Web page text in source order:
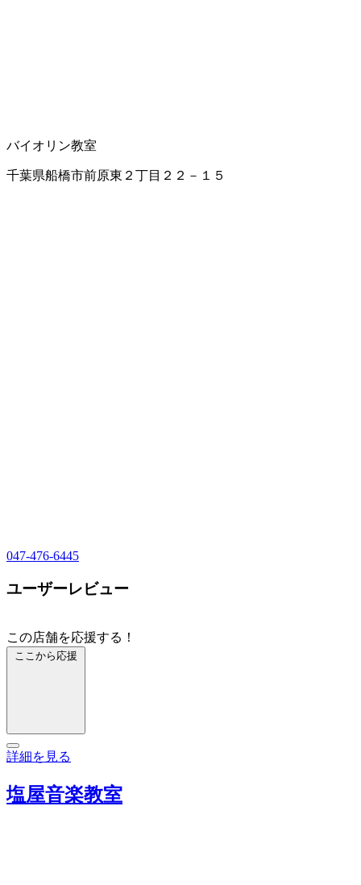
バイオリン教室
千葉県船橋市前原東２丁目２２－１５
047-476-6445
ユーザーレビュー
この店舗を応援する！
ここから応援
詳細を見る
塩屋音楽教室